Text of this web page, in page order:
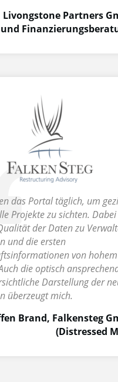
Livongstone Partners
und
das Portal täglich, um
Projekte zu sichten.
der Daten zu
und die ersten
von hohem
die optisch
Darstellung der
überzeugt mich.
Brand, Falkensteg
(Distressed